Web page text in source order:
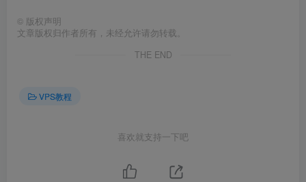
© 版权声明
文章版权归作者所有，未经允许请勿转载。
THE END
VPS教程
喜欢就支持一下吧